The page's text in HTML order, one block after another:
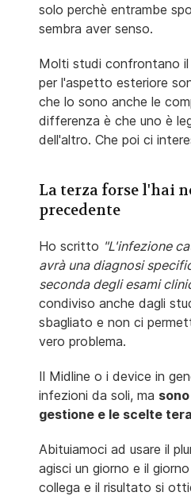
solo perchè entrambe
sembra aver senso.
Molti studi confrontano il
per l'aspetto esteriore
che lo sono anche le
differenza è che uno è
dell'altro. Che poi ci
La terza forse l'hai
precedente
Ho scritto "L'infezione
avrà una diagnosi
seconda degli esami
condiviso anche dagli
sbagliato e non ci
vero problema.
Il Midline o i device in
infezioni da soli, ma
gestione e le scelte
Abituiamoci ad usare il
agisci un giorno e il
collega e il risultato si